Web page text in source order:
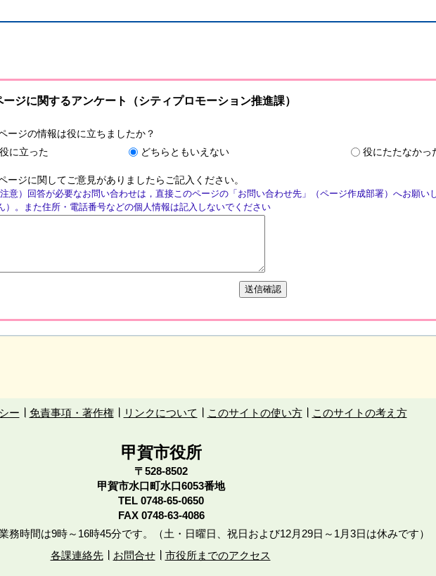
ージに関するアンケート（シティプロモーション推進課）
ージの情報は役に立ちましたか？
役に立った
どちらともいえない 役にたたなかっ
ージに関してご意見がありましたらご記入ください。
注意）回答が必要なお問い合わせは，直接このページの「お問い合わせ先」（ページ作成部署）へお願い
）。また住所・電話番号などの個人情報は記入しないでください
ー 免責事項・著作権 リンクについて このサイトの使い方 このサイトの考え方
甲賀市役所
〒528-8502
甲賀市水口町水口6053番地
TEL 0748-65-0650
FAX 0748-63-4086
務時間は9時～16時45分です。（土・日曜日、祝日および12月29日～1月3日は休みです）
各課連絡先
お問合せ 市役所までのアクセス